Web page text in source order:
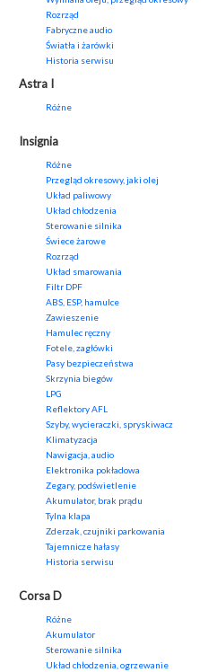
Rozrząd
Fabryczne audio
Światła i żarówki
Historia serwisu
Astra I
Różne
Insignia
Różne
Przegląd okresowy, jaki olej
Układ paliwowy
Układ chłodzenia
Sterowanie silnika
Świece żarowe
Rozrząd
Układ smarowania
Filtr DPF
ABS, ESP, hamulce
Zawieszenie
Hamulec ręczny
Fotele, zagłówki
Pasy bezpieczeństwa
Skrzynia biegów
LPG
Reflektory AFL
Szyby, wycieraczki, spryskiwacz
Klimatyzacja
Nawigacja, audio
Elektronika pokładowa
Zegary, podświetlenie
Akumulator, brak prądu
Tylna klapa
Zderzak, czujniki parkowania
Tajemnicze hałasy
Historia serwisu
Corsa D
Różne
Akumulator
Sterowanie silnika
Układ chłodzenia, ogrzewanie